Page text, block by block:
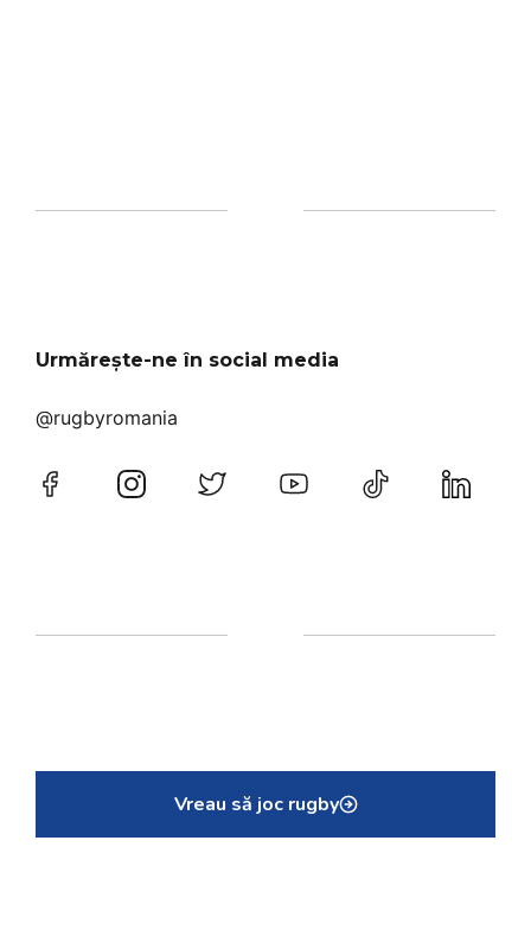
Urmărește-ne în social media
@rugbyromania
Vreau să joc rugby